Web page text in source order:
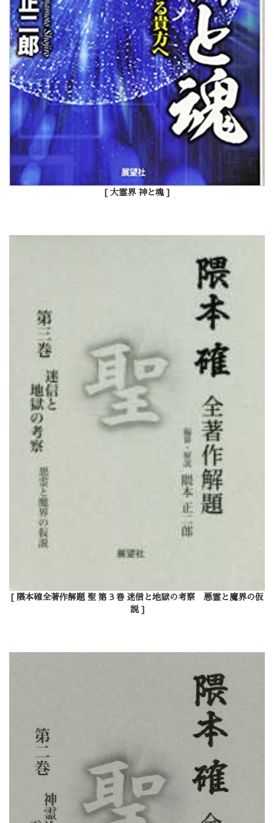
[ 大霊界 神と魂 ]
[ 隈本確全著作解題 聖 第３巻 迷信と地獄の考察 悪霊と魔界の仮
説 ]